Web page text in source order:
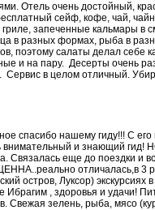
Отель очень достойный,
сейф, кофе, чай,
запеченные кальмары в
в разных формах, рыба в
поэтому салаты делал
и на пару. Десерты очень
Сервис в целом отличный.
спасибо нашему гиду!!! С
и знающий гид!
еще до поездки и
отличалась,в 3
остров, Луксор)
, здоровья и удачи!
Свежая зелень, рыба, мясо